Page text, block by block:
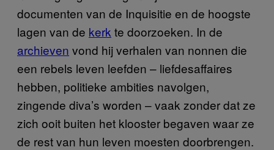
documenten van de Inquisitie en de hoogste
lagen van de kerk te doorzoeken. In de
archieven vond hij verhalen van nonnen die
een rebels leven leefden – liefdesaffaires
hebben, politieke ambities navolgen,
zingende diva’s worden – vaak zonder dat ze
zich ooit buiten het klooster begaven waar ze
de rest van hun leven moesten doorbrengen.